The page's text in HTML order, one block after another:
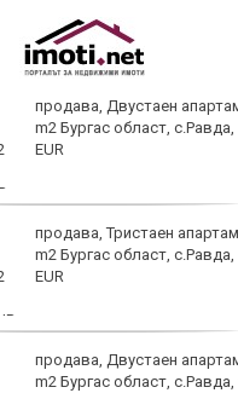
продава, Двустаен
m2 Бургас област, с.Равда,
EUR
продава, Тристаен
m2 Бургас област, с.Равда,
EUR
продава, Двустаен
m2 Бургас област, с.Равда,